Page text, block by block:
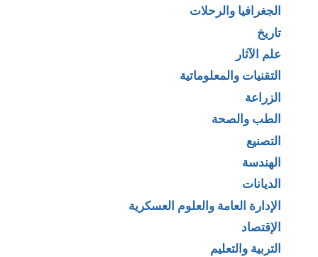
الجغرافيا والرحلات
تاريخ
علم الآثار
التقنيات والمعلوماتية
الزراعة
الطب والصحة
التصنيع
الهندسة
الديانات
الإدارة العامة والعلوم العسكرية
الإقتصاد
التربية والتعليم